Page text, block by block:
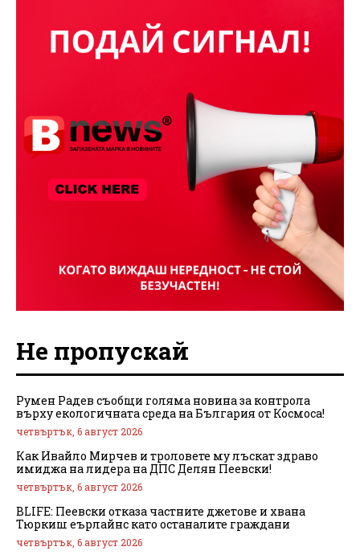
Не пропускай
Румен Радев съобщи голяма новина за контрола
върху екологичната среда на България от Космоса!
четвъртък, 6 август 2026
Как Ивайло Мирчев и троловете му лъскат здраво
имиджа на лидера на ДПС Делян Пеевски!
четвъртък, 6 август 2026
BLIFE: Пеевски отказа частните джетове и хвана
Тюркиш еърлайнс като останалите граждани
четвъртък, 6 август 2026